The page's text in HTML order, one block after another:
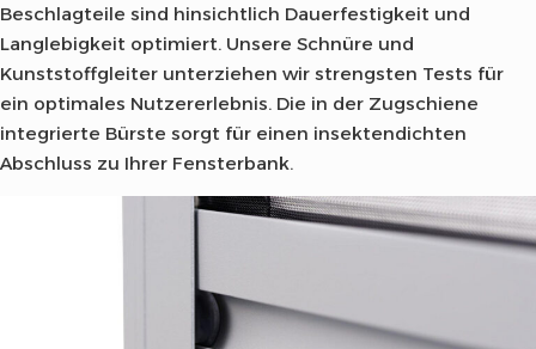
Beschlagteile sind hinsichtlich Dauerfestigkeit und
Langlebigkeit optimiert. Unsere Schnüre und
Kunststoffgleiter unterziehen wir strengsten Tests für
ein optimales Nutzererlebnis. Die in der Zugschiene
integrierte Bürste sorgt für einen insektendichten
Abschluss zu Ihrer Fensterbank.